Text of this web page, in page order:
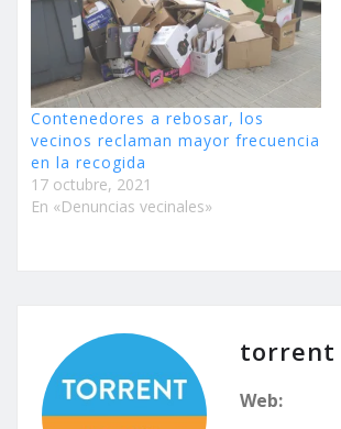
Contenedores a rebosar, los
vecinos reclaman mayor frecuencia
en la recogida
17 octubre, 2021
En «Denuncias vecinales»
torrent
Web: